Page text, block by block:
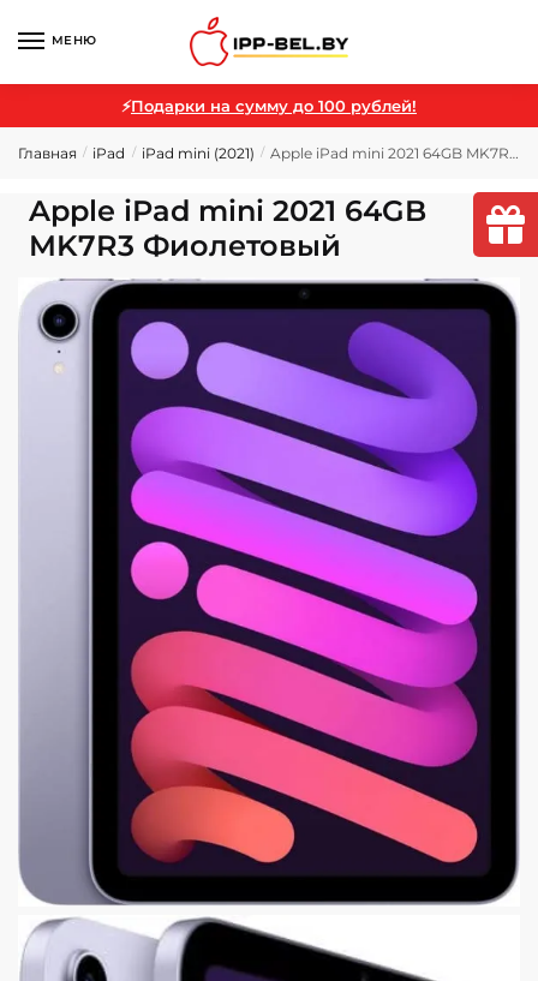
МЕНЮ
⚡Подарки на сумму до 100 рублей!
Главная / iPad / iPad mini (2021) / Apple iPad mini 2021 64GB MK7R3 Фиолетовый
Apple iPad mini 2021 64GB
MK7R3 Фиолетовый